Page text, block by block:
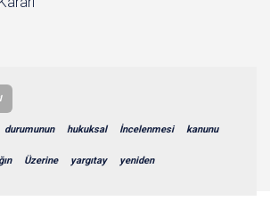
durumunun hukuksal İncelenmesi kanunu
Üzerine yargıtay yeniden